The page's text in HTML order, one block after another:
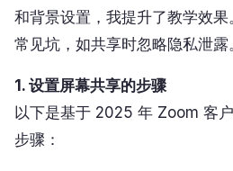
和背景设置，我提升了教学效
常见坑，如共享时忽略隐私泄露
1. 设置屏幕共享的步骤
以下是基于 2025 年 Zoom 客
步骤：